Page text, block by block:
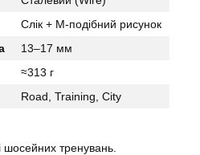
Слік + М-подібний рисунок
13–17 мм
≈313 г
Road, Training, City
шосейних тренувань.